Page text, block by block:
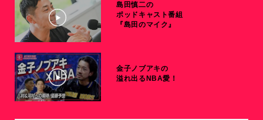
島田慎二の
ポッドキャスト番組
『島田のマイク』
金子ノブアキの
溢れ出るNBA愛！